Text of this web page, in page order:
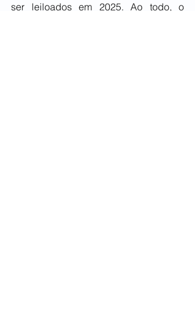
ser leiloados em 2025. Ao todo, o